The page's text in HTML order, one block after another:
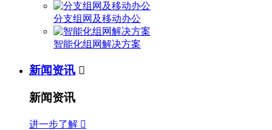
分支组网及移动办公
智能化组网解决方案
新闻资讯 
新闻资讯
进一步了解 